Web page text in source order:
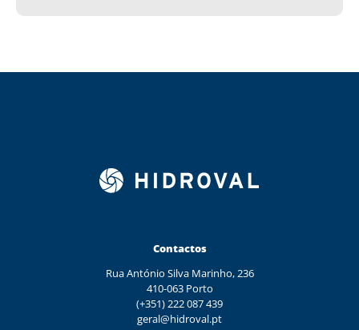
Contactos
Rua António Silva Marinho, 236
410-063 Porto
(+351) 222 087 439
geral@hidroval.pt